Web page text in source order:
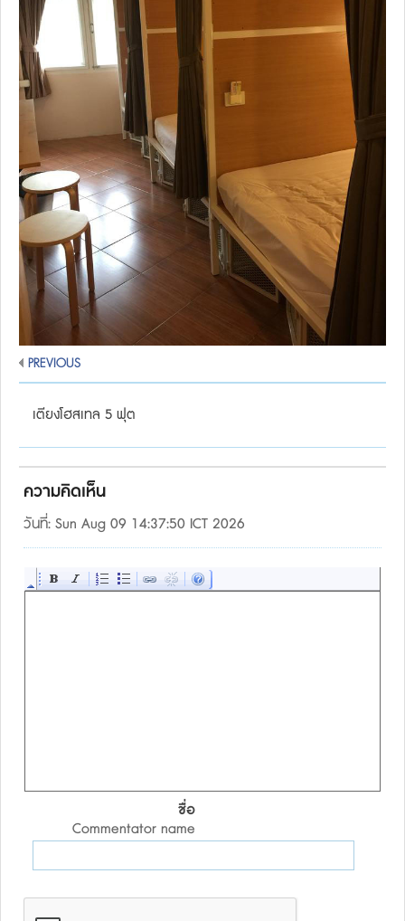
PREVIOUS
เตียงโฮสเทล 5 ฟุต
ความคิดเห็น
วันที่: Sun Aug 09 14:37:50 ICT 2026
ชื่อ
Commentator name